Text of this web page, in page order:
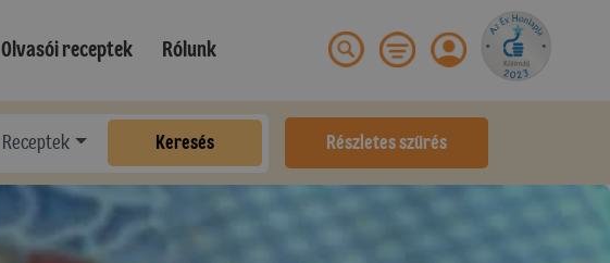
Olvasói receptek Rólunk
Receptek Keresés Részletes szűrés